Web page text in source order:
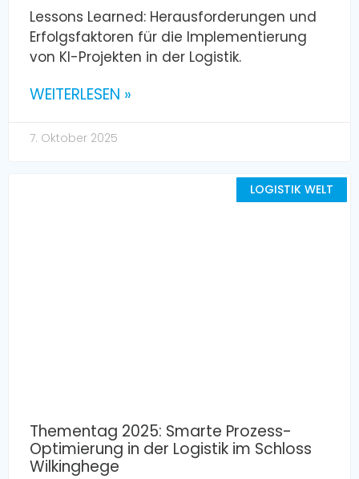
Lessons Learned: Herausforderungen und
Erfolgsfaktoren für die Implementierung
von KI-Projekten in der Logistik.
WEITERLESEN »
7. Oktober 2025
LOGISTIK WELT
Thementag 2025: Smarte Prozess-
Optimierung in der Logistik im Schloss
Wilkinghege